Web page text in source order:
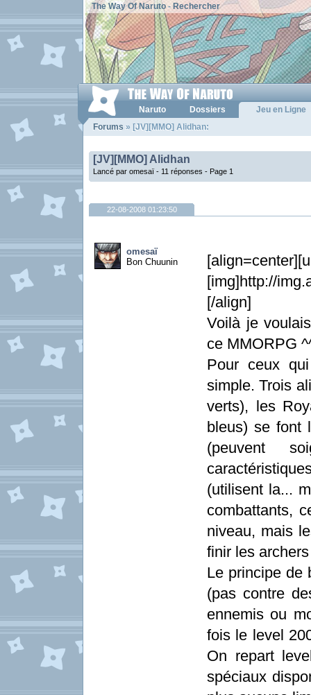
The Way Of Naruto- Rechercher
Naruto Dossiers
Jeu en Ligne
Forums » [JV][MMO] Alidhan:
[JV][MMO] Alidhan
Lancé par omesaï - 11 réponses - Page 1
22-08-2008 01:23:50
omesaï
Bon Chuunin
[img]http://
[/align]
Voilà je
ce MMORPG
Pour ceux
simple. Trois
verts), les
bleus) se font
(peuvent
(utilisent la...
combattants,
niveau, mais
finir les
Le principe de
(pas contre
ennemis ou
fois le level
On repart
spéciaux